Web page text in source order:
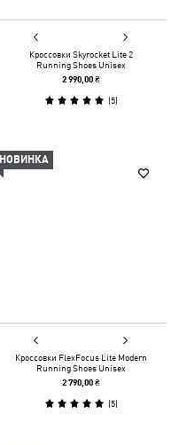
Кроссовки Skyrocket Lite 2
Running Shoes Unisex
2 990,00 ₴
(5)
НОВИНКА
Кроссовки FlexFocus Lite Modern
Running Shoes Unisex
2 790,00 ₴
(5)